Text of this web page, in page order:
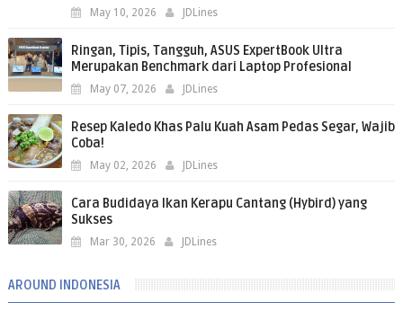
May 10, 2026 JDLines
Ringan, Tipis, Tangguh, ASUS ExpertBook Ultra
Merupakan Benchmark dari Laptop Profesional
May 07, 2026 JDLines
Resep Kaledo Khas Palu Kuah Asam Pedas Segar, Wajib
Coba!
May 02, 2026 JDLines
Cara Budidaya Ikan Kerapu Cantang (Hybird) yang
Sukses
Mar 30, 2026 JDLines
AROUND INDONESIA